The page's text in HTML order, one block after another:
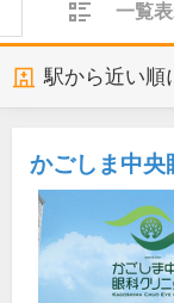
一覧
駅から近い順
かごしま中央